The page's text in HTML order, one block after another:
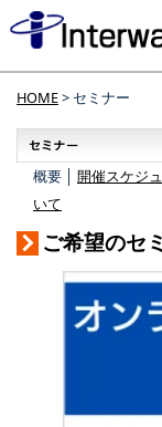
HOME> セミナー
概要 │ 開催スケジ
いて
ご希望のセ